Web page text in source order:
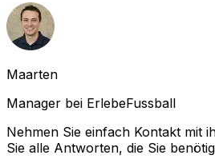
Maarten
Manager bei ErlebeFussball
Nehmen Sie einfach Kontakt mit
Sie alle Antworten, die Sie